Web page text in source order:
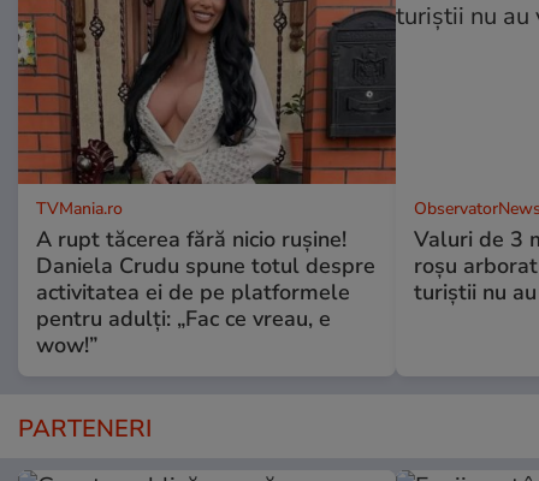
TVMania.ro
A rupt tăcerea fără nicio rușine!
Daniela Crudu spune totul despre
activitatea ei de pe platformele
pentru adulți: „Fac ce vreau, e
wow!”
Valuri de 3
roşu
turiştii nu
PARTENERI